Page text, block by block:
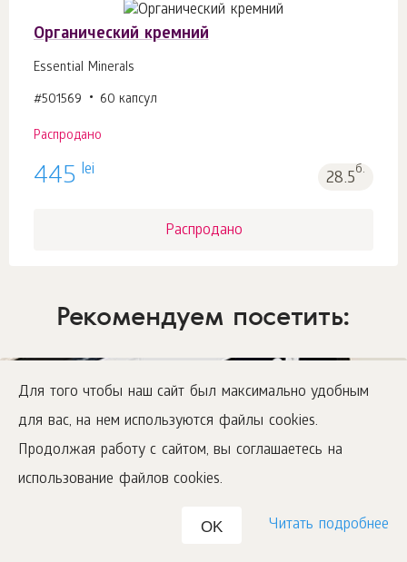
Для того чтобы наш сайт был максимально удобным
для вас, на нем используются файлы cookies.
Продолжая работу с сайтом, вы соглашаетесь на
использование файлов cookies.
OK Читать подробнее
Органический кремний
Essential Minerals
#501569 60 капсул
Распродано
445 lei 28.5б.
Распродано
Рекомендуем посетить: